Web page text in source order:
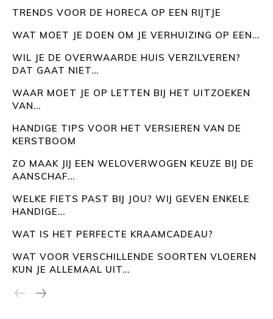
TRENDS VOOR DE HORECA OP EEN RIJTJE
WAT MOET JE DOEN OM JE VERHUIZING OP EEN...
WIL JE DE OVERWAARDE HUIS VERZILVEREN?
DAT GAAT NIET...
WAAR MOET JE OP LETTEN BIJ HET UITZOEKEN
VAN...
HANDIGE TIPS VOOR HET VERSIEREN VAN DE
KERSTBOOM
ZO MAAK JIJ EEN WELOVERWOGEN KEUZE BIJ DE
AANSCHAF...
WELKE FIETS PAST BIJ JOU? WIJ GEVEN ENKELE
HANDIGE...
WAT IS HET PERFECTE KRAAMCADEAU?
WAT VOOR VERSCHILLENDE SOORTEN VLOEREN
KUN JE ALLEMAAL UIT...